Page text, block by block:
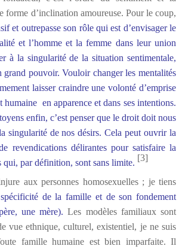
forme d’inclination amoureuse. Pour le coup,
et outrepasse son rôle qui est d’envisager le
et l’homme et la femme dans leur union
à la singularité de la situation sentimentale,
grand pouvoir. Vouloir changer les mentalités
laisser craindre une volonté d’emprise
humaine en apparence et dans ses intentions.
enfin, c’est penser que le droit doit nous
singularité de nos désirs. Cela peut ouvrir la
revendications délirantes pour satisfaire la
qui, par définition, sont sans limite. [3]
aux personnes homosexuelles ; je tiens
de la famille et de son fondement
une mère). Les modèles familiaux sont
vue ethnique, culturel, existentiel, je ne suis
famille humaine est bien imparfaite. Il